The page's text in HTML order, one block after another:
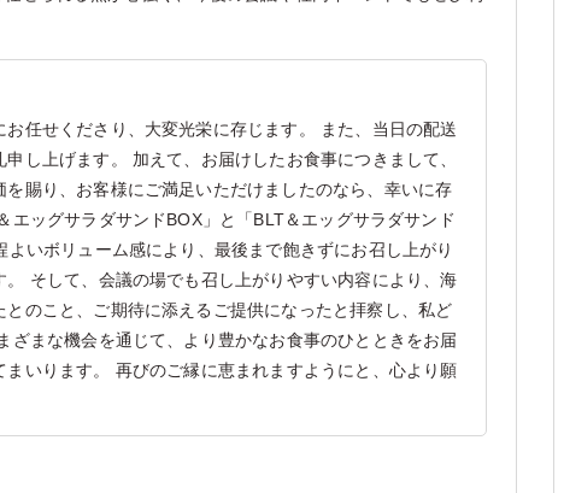
任せくださり、大変光栄に存じます。 また、当日の配送
し上げます。 加えて、お届けしたお食事につきまして、
賜り、お客様にご満足いただけましたのなら、幸いに存
エッグサラダサンドBOX」と「BLT＆エッグサラダサンド
いボリューム感により、最後まで飽きずにお召し上がり
そして、会議の場でも召し上がりやすい内容により、海
のこと、ご期待に添えるご提供になったと拝察し、私ど
ざまな機会を通じて、より豊かなお食事のひとときをお届
いります。 再びのご縁に恵まれますようにと、心より願